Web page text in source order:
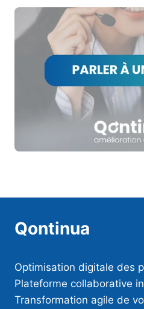
Qontinua
Optimisation digitale des
Plateforme collaborative
Transformation agile de